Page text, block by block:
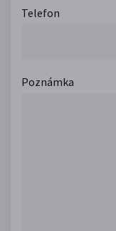
Telefon
Poznámka